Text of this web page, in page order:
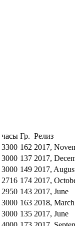
часы Гр. Релиз
3300 162 2017,
3000 137 2017,
3000 149 2017,
2716 174 2017,
2950 143 2017, June
3000 163 2018, March
3000 135 2017, June